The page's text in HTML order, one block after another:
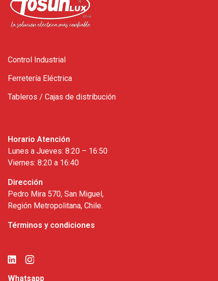
Control Industrial
Ferretería Eléctrica
Tableros / Cajas de distribución
Horario Atención
Lunes a Jueves: 8:20 – 16:50
Viernes: 8:20 a 16:40
Dirección
Pedro Mira 570, San Miguel,
Región Metropolitana, Chile.
Términos y condiciones
Whatsapp